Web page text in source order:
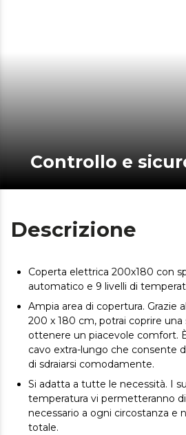
Controllo e
Descrizione
Coperta elettrica 200x180 con
automatico e 9 livelli di
Ampia area di copertura. Grazie
200 x 180 cm, potrai coprire
ottenere un piacevole comfort.
cavo extra-lungo che consente
di sdraiarsi comodamente.
Si adatta a tutte le necessità. I
temperatura vi permetteranno
necessario a ogni circostanza e
totale.